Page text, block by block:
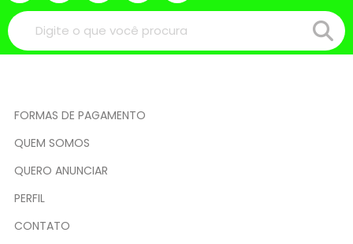
FORMAS DE PAGAMENTO
QUEM SOMOS
QUERO ANUNCIAR
PERFIL
CONTATO